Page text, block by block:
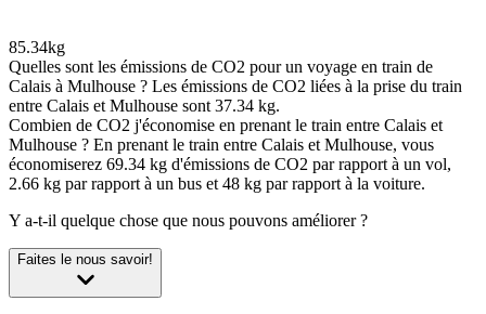
85.34kg
Quelles sont les émissions de CO2 pour un voyage en train de
Calais à Mulhouse ? Les émissions de CO2 liées à la prise du train
entre Calais et Mulhouse sont 37.34 kg.
Combien de CO2 j'économise en prenant le train entre Calais et
Mulhouse ? En prenant le train entre Calais et Mulhouse, vous
économiserez 69.34 kg d'émissions de CO2 par rapport à un vol,
2.66 kg par rapport à un bus et 48 kg par rapport à la voiture.
Y a-t-il quelque chose que nous pouvons améliorer ?
Faites le nous savoir!